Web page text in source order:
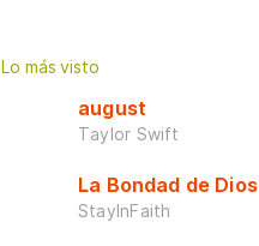
Lo más visto
august
Taylor Swift
La Bondad de Dios
StayInFaith